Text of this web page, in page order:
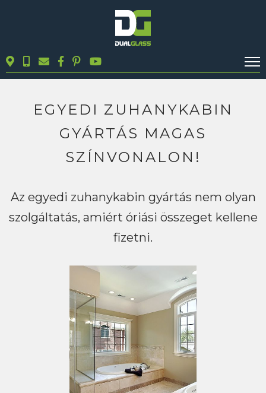
TERMÉKEK
BLOG
Keresés
EGYEDI ZUHANYKABIN
GYÁRTÁS MAGAS
SZÍNVONALON!
Az egyedi zuhanykabin gyártás nem olyan
szolgáltatás, amiért óriási összeget kellene
fizetni.